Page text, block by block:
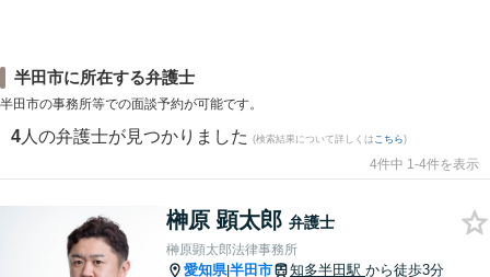
半田市に所在する弁護士
半田市の事務所等での面談予約が可能です。
4 人の弁護士が見つかりました (検索結果について詳しくは こちら)
4件中 1-4件を表示
榊原 顕太郎 弁護士
榊原顕太郎法律事務所
愛知県|半田市 知多半田駅 から徒歩3分